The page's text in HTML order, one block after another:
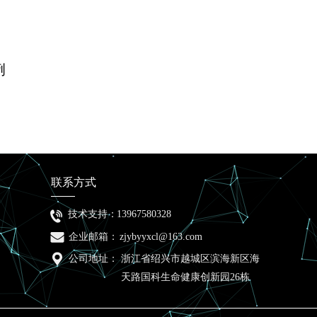
联系方式
技术支持： 13967580328
企业邮箱： zjybyyxcl@163.com
公司地址：
浙江省绍兴市越城区滨海新区海
天路国科生命健康创新园26栋